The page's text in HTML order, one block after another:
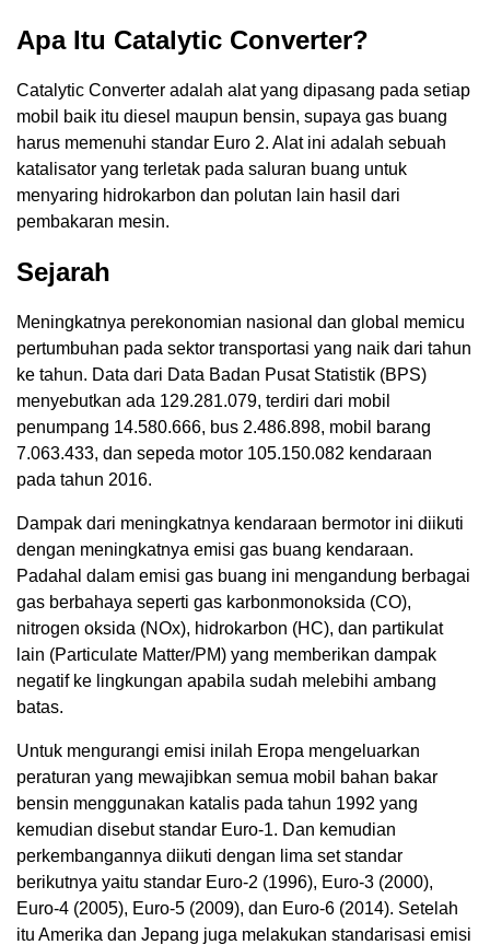
Apa Itu Catalytic Converter?
Catalytic Converter adalah alat yang dipasang pada setiap
mobil baik itu diesel maupun bensin, supaya gas buang
harus memenuhi standar Euro 2. Alat ini adalah sebuah
katalisator yang terletak pada saluran buang untuk
menyaring hidrokarbon dan polutan lain hasil dari
pembakaran mesin.
Sejarah
Meningkatnya perekonomian nasional dan global memicu
pertumbuhan pada sektor transportasi yang naik dari tahun
ke tahun. Data dari Data Badan Pusat Statistik (BPS)
menyebutkan ada 129.281.079, terdiri dari mobil
penumpang 14.580.666, bus 2.486.898, mobil barang
7.063.433, dan sepeda motor 105.150.082 kendaraan
pada tahun 2016.
Dampak dari meningkatnya kendaraan bermotor ini diikuti
dengan meningkatnya emisi gas buang kendaraan.
Padahal dalam emisi gas buang ini mengandung berbagai
gas berbahaya seperti gas karbonmonoksida (CO),
nitrogen oksida (NOx), hidrokarbon (HC), dan partikulat
lain (Particulate Matter/PM) yang memberikan dampak
negatif ke lingkungan apabila sudah melebihi ambang
batas.
Untuk mengurangi emisi inilah Eropa mengeluarkan
peraturan yang mewajibkan semua mobil bahan bakar
bensin menggunakan katalis pada tahun 1992 yang
kemudian disebut standar Euro-1. Dan kemudian
perkembangannya diikuti dengan lima set standar
berikutnya yaitu standar Euro-2 (1996), Euro-3 (2000),
Euro-4 (2005), Euro-5 (2009), dan Euro-6 (2014). Setelah
itu Amerika dan Jepang juga melakukan standarisasi emisi